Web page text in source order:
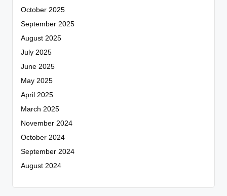
October 2025
September 2025
August 2025
July 2025
June 2025
May 2025
April 2025
March 2025
November 2024
October 2024
September 2024
August 2024